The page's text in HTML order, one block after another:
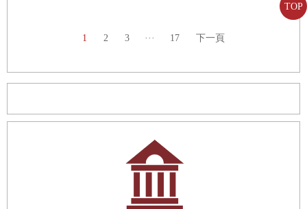
TOP
1 2 3 ··· 17 下一頁